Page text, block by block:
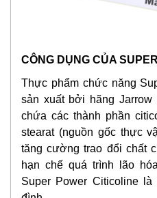
CÔNG DỤNG CỦA
Thực phẩm chức năng
sản xuất bởi hãng Jarrow
chứa các thành phần
stearat (nguồn gốc thực
tăng cường trao đổi chất
hạn chế quá trình lão
Super Power Citicoline